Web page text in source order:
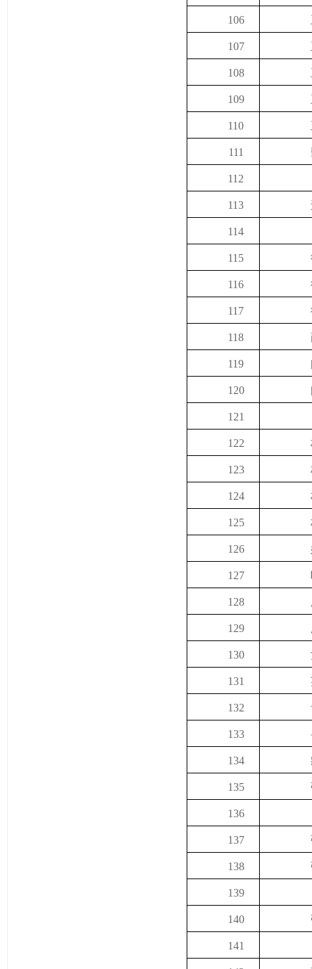
106
107
108
109
110
111
112
113
114
115
116
117
118
119
120
121
122
123
124
125
126
127
128
129
130
131
132
133
134
135
136
137
138
139
140
141